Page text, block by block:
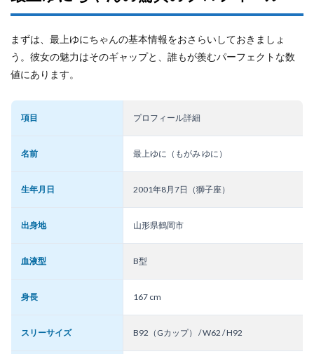
まずは、最上ゆにちゃんの基本情報をおさらいしておきましょ
う。彼女の魅力はそのギャップと、誰もが羨むパーフェクトな数
値にあります。
項目 プロフィール詳細
名前 最上ゆに（もがみ ゆに）
生年月日 2001年8月7日（獅子座）
出身地 山形県鶴岡市
血液型 B型
身長 167 cm
スリーサイズ B92（Gカップ） / W62 / H92